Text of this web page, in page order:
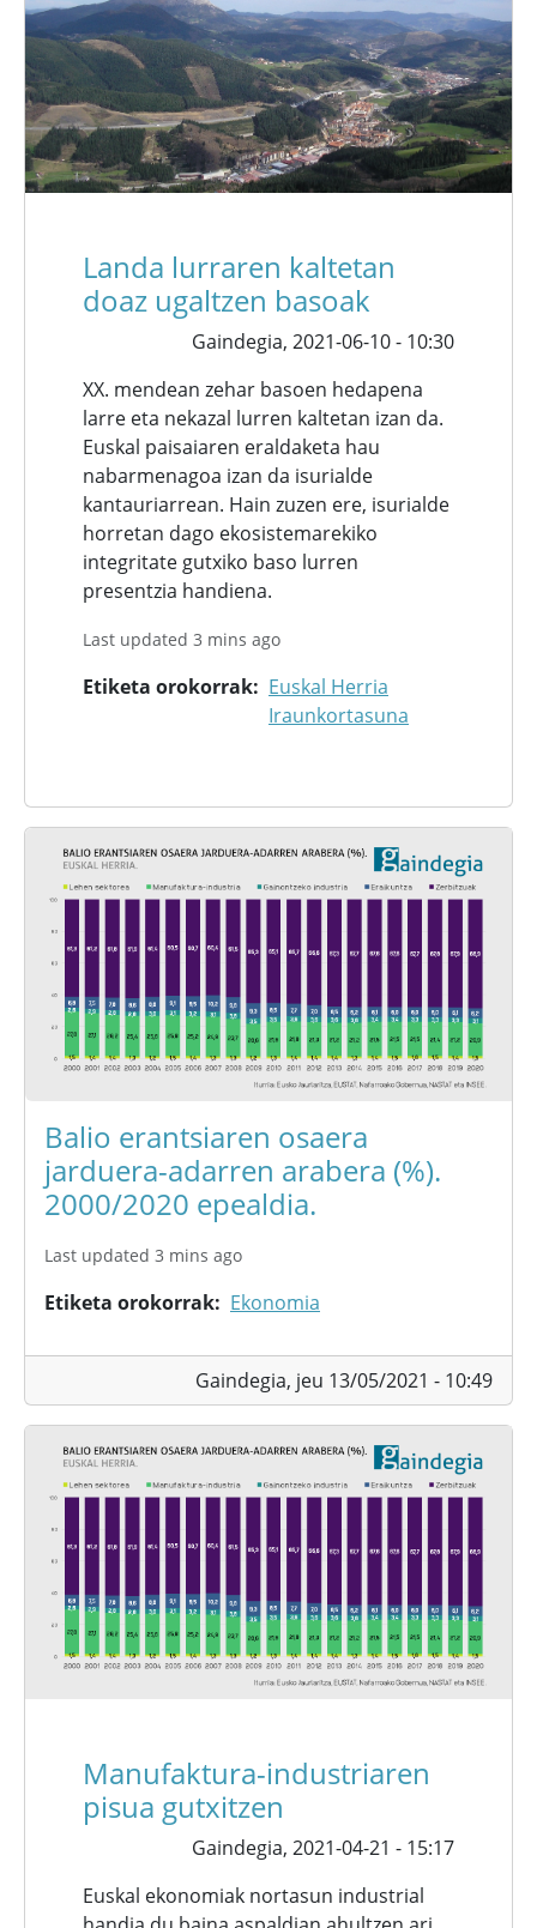
Landa lurraren kaltetan
doaz ugaltzen basoak
Gaindegia, 2021-06-10 - 10:30
XX. mendean zehar basoen hedapena
larre eta nekazal lurren kaltetan izan da.
Euskal paisaiaren eraldaketa hau
nabarmenagoa izan da isurialde
kantauriarrean. Hain zuzen ere, isurialde
horretan dago ekosistemarekiko
integritate gutxiko baso lurren
presentzia handiena.
Last updated 3 mins ago
Etiketa orokorrak
Euskal Herria
Iraunkortasuna
Balio erantsiaren osaera
jarduera-adarren arabera (%).
2000/2020 epealdia.
Last updated 3 mins ago
Etiketa orokorrak Ekonomia
Gaindegia, jeu 13/05/2021 - 10:49
Manufaktura-industriaren
pisua gutxitzen
Gaindegia, 2021-04-21 - 15:17
Euskal ekonomiak nortasun industrial